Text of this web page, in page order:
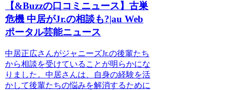
【&Buzzの口コミニュース】古巣
危機 中居がJr.の相談も?|au Web
ポータル芸能ニュース
中居正広さんがジャニーズJr.の後輩たち
から相談を受けていることが明らかにな
りました。中居さんは、自身の経験を活
かして後輩たちの悩みを解消するために